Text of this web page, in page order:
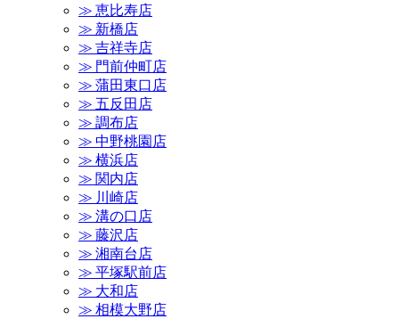
≫ 恵比寿店
≫ 新橋店
≫ 吉祥寺店
≫ 門前仲町店
≫ 蒲田東口店
≫ 五反田店
≫ 調布店
≫ 中野桃園店
≫ 横浜店
≫ 関内店
≫ 川崎店
≫ 溝の口店
≫ 藤沢店
≫ 湘南台店
≫ 平塚駅前店
≫ 大和店
≫ 相模大野店